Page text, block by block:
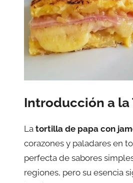
Introducción a la
La tortilla de papa con
corazones y paladares en
perfecta de sabores
regiones, pero su esencia